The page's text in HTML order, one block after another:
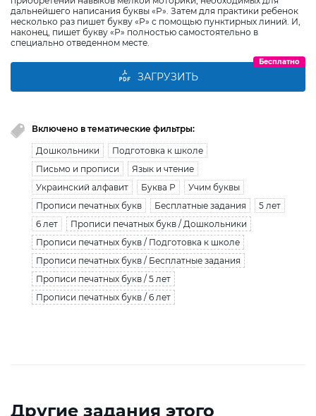
дальнейшего написания буквы «Р». Затем для практики ребенок
несколько раз пишет букву «Р» с помощью пунктирных линий. И,
наконец, пишет букву «Р» полностью самостоятельно в
специально отведенном месте.
ЗАГРУЗИТЬ
Бесплатно
Включено в тематические фильтры:
Дошкольники
Подготовка к школе
Письмо и прописи
Язык и чтение
Украинский алфавит
Буква Р
Учим буквы
Прописи печатных букв
Бесплатные задания
5 лет
6 лет
Прописи печатных букв / Дошкольники
Прописи печатных букв / Подготовка к школе
Прописи печатных букв / Бесплатные задания
Прописи печатных букв / 5 лет
Прописи печатных букв / 6 лет
Другие задания этого